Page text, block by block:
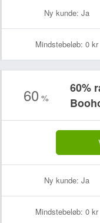
Ny kunde: Ja
Mindstebeløb: 0 kr
60 %
60%
Ny kunde: Ja
Mindstebeløb: 0 kr